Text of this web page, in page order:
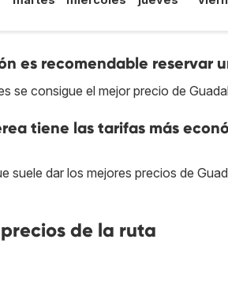
es recomendable reservar
se consigue el mejor precio de
tiene las tarifas más
suele dar los mejores precios de
de la ruta